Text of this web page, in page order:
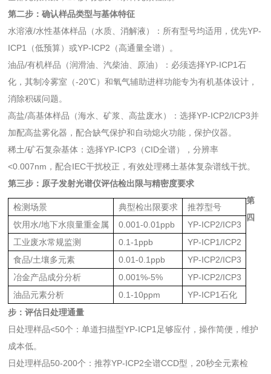
第二步：确认样品类型与基体特征
水溶液/水性基体样品（水质、消解液）：所有型号均适用，优先YP-
ICP1（低预算）或YP-ICP2（高通量全谱）。
油品/有机样品（润滑油、汽柴油、原油）：必须选择YP-ICP1石
化，其制冷雾室（-20℃）和氧气辅助进样功能专为有机基体设计，
消除积碳问题。
高盐/高基体样品（海水、矿浆、高盐废水）：选择YP-ICP2/ICP3并
加配高盐雾化器，配合缺气保护和自动熄火功能，保护仪器。
稀土/矿石复杂基体：选择YP-ICP3（CID全谱），分辨率
<0.007nm，配合IEC干扰校正，有效处理稀土基体复杂谱线干扰。
第三步： 原子发射光谱仪评估检出限与精密度要求
检测场景 典型检出限要求
推荐型号
饮用水/地下水痕量重金属
0.001-0.01ppb
YP-ICP2/ICP3
工业废水常规监测
0.1-1ppb
YP-ICP1/ICP2
食品/土壤多元素
0.01-0.1ppb
YP-ICP2/ICP3
冶金产品成分分析
0.001%-5%
YP-ICP2/ICP3
油品元素分析
0.1-10ppm YP-ICP1石化
第
四
步：评估日处理通量
日处理样品<50个：单道扫描型YP-ICP1足够应付，操作简便，维护
成本低。
日处理样品50-200个：推荐YP-ICP2全谱CCD型，20秒全元素检